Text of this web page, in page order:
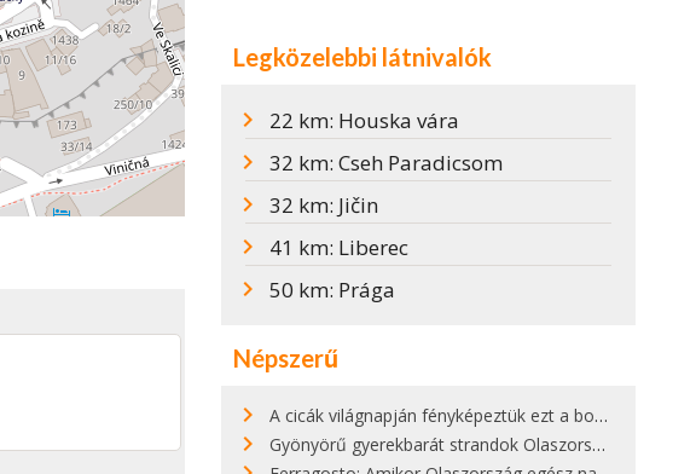
Legközelebbi látnivalók
22 km: Houska vára
32 km: Cseh Paradicsom
32 km: Jičin
41 km: Liberec
50 km: Prága
Népszerű
A cicák világnapján fényképeztük ezt a bokor alatt hűsölő cicát Kisorosziban
Gyönyörű gyerekbarát strandok Olaszországban - megmutatjuk a 15 legjobbat